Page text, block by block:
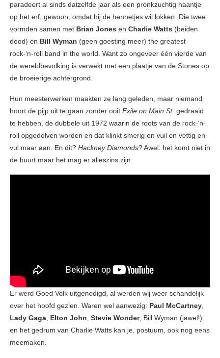
paradeert al sinds datzelfde jaar als een pronkzuchtig haantje
op het erf, gewoon, omdat hij de hennetjes wil lokken. Die twee
vormden samen met Brian Jones en Charlie Watts (beiden
dood) en Bill Wyman (geen goesting meer) the greatest
rock-‘n-roll band in the world. Want zo ongeveer één vierde van
de wereldbevolking is verwekt met een plaatje van de Stones op
de broeierige achtergrond.
Hun meesterwerken maakten ze lang geleden, maar niemand
hoort de pijp uit te gaan zonder ooit Exile on Main St. gedraaid
te hebben, de dubbele uit 1972 waarin de roots van de rock-‘n-
roll opgedolven worden en dat klinkt smerig en vuil en vettig en
vul maar aan. En dit? Hackney Diamonds? Awel: het komt niet in
de buurt maar het mag er alleszins zijn.
Er werd Goed Volk uitgenodigd, al werden wij weer schandelijk
over het hoofd gezien. Waren wel aanwezig: Paul McCartney
Lady Gaga Elton John Stevie Wonder, Bill Wyman (jawel!)
en het gedrum van Charlie Watts kan je, postuum, ook nog eens
meemaken.